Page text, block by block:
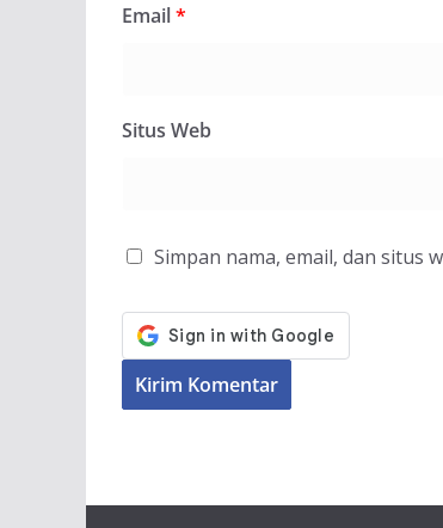
Email*
Situs Web
Simpan nama, email, dan situs